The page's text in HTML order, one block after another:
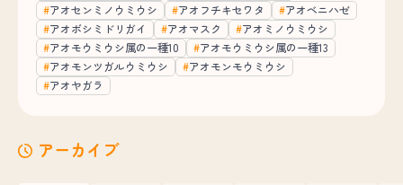
アオセンミノウミウシ
アオフチキセワタ
アオベニハゼ
アオボシミドリガイ
アオマスク
アオミノウミウシ
アオモウミウシ属の一種10
アオモウミウシ属の一種13
アオモンツガルウミウシ
アオモンモウミウシ
アオヤガラ
アーカイブ